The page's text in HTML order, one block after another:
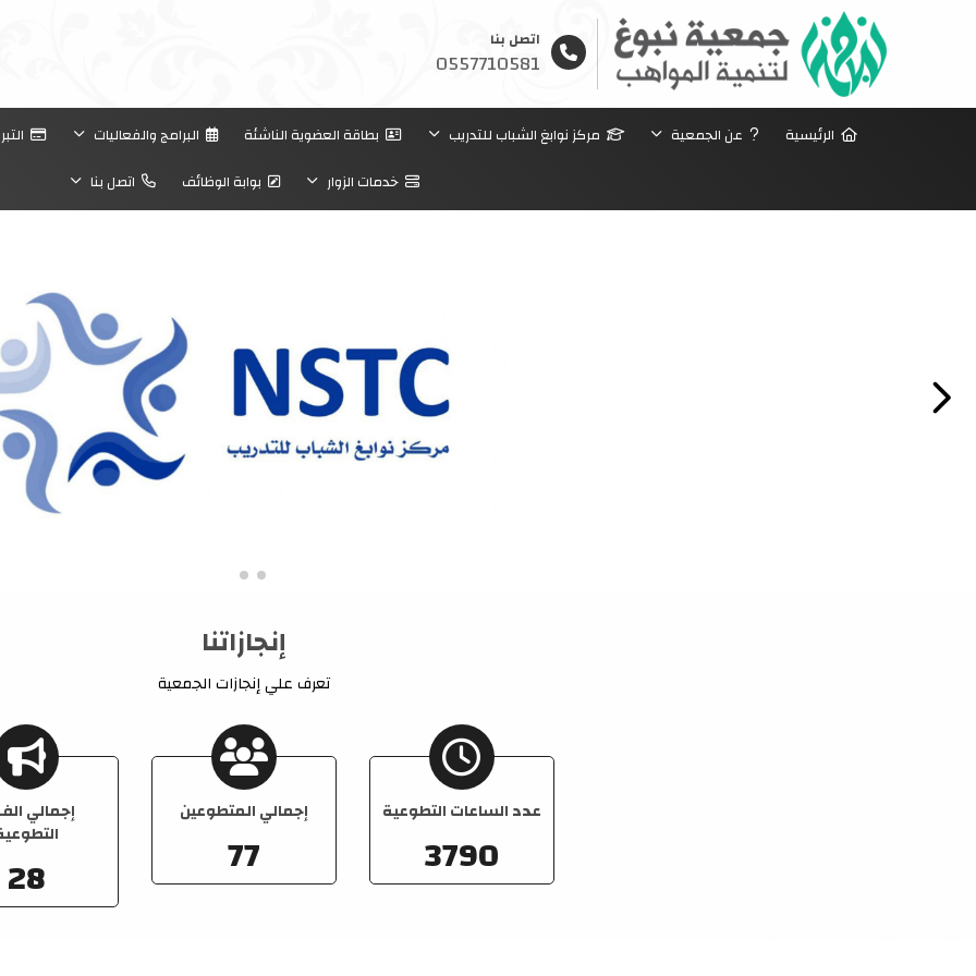
اتصل بنا
0557710581
الرئيسية عن الجمعية مركز نوابغ الشباب للتدريب بطاقة العضوية الناشئة البرامج والفعاليات
خدمات الزوار
بوابة الوظائف اتصل بنا
إنجازاتنا
تعرف علي إنجازات الجمعية
عدد الساعات التطوعية
3790
إجمالي المتطوعين
77
إجمالي
28